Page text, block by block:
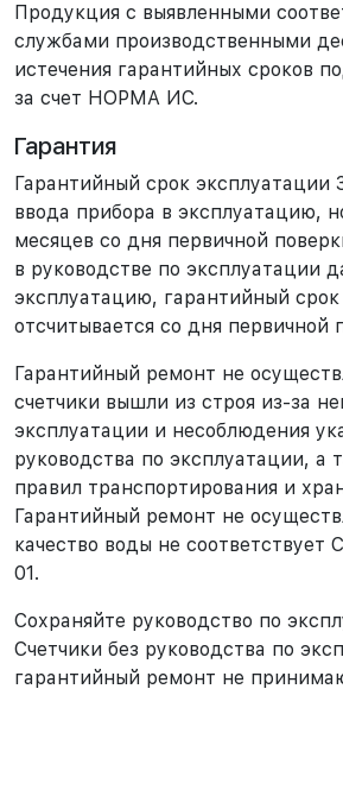
Продукция с выявленными
службами производственными
истечения гарантийных сроков
за счет НОРМА ИС.
Гарантия
Гарантийный срок эксплуатации
ввода прибора в эксплуатацию,
месяцев со дня первичной
в руководстве по эксплуатации
эксплуатацию, гарантийный
отсчитывается со дня первичной
Гарантийный ремонт не
счетчики вышли из строя из-за
эксплуатации и несоблюдения
руководства по эксплуатации, а
правил транспортирования и
Гарантийный ремонт не
качество воды не соответствует
01.
Сохраняйте руководство по
Счетчики без руководства по
гарантийный ремонт не